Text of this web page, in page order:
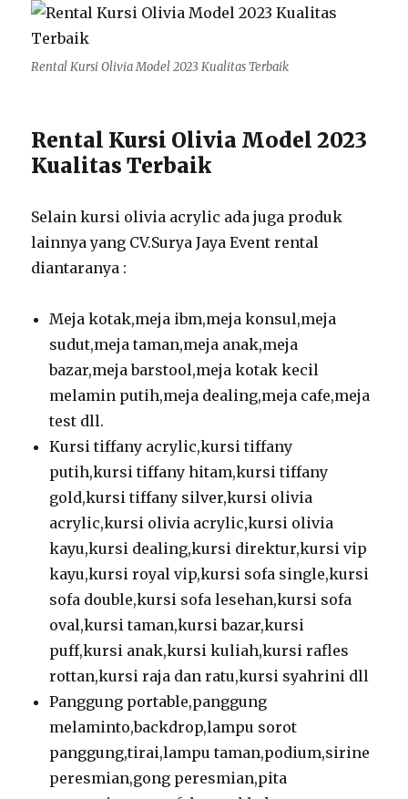
Rental Kursi Olivia Model 2023 Kualitas Terbaik
Rental Kursi Olivia Model 2023
Kualitas Terbaik
Selain kursi olivia acrylic ada juga produk
lainnya yang CV.Surya Jaya Event rental
diantaranya :
Meja kotak,meja ibm,meja konsul,meja
sudut,meja taman,meja anak,meja
bazar,meja barstool,meja kotak kecil
melamin putih,meja dealing,meja cafe,meja
test dll.
Kursi tiffany acrylic,kursi tiffany
putih,kursi tiffany hitam,kursi tiffany
gold,kursi tiffany silver,kursi olivia
acrylic,kursi olivia acrylic,kursi olivia
kayu,kursi dealing,kursi direktur,kursi vip
kayu,kursi royal vip,kursi sofa single,kursi
sofa double,kursi sofa lesehan,kursi sofa
oval,kursi taman,kursi bazar,kursi
puff,kursi anak,kursi kuliah,kursi rafles
rottan,kursi raja dan ratu,kursi syahrini dll
Panggung portable,panggung
melaminto,backdrop,lampu sorot
panggung,tirai,lampu taman,podium,sirine
peresmian,gong peresmian,pita